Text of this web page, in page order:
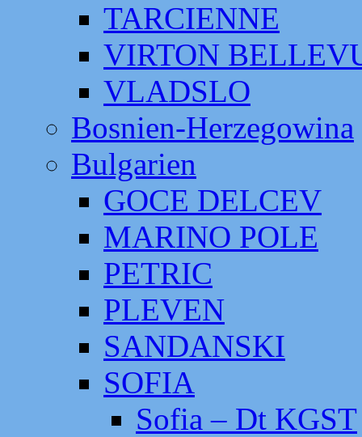
TARCIENNE
VIRTON
VLADSLO
Bosnien-Herzegowina
Bulgarien
GOCE DELCEV
MARINO POLE
PETRIC
PLEVEN
SANDANSKI
SOFIA
Sofia – Dt KGST